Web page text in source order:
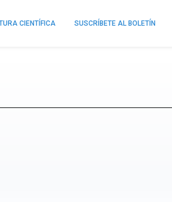
CIENTÍFICA SUSCRÍBETE AL BOLETÍN